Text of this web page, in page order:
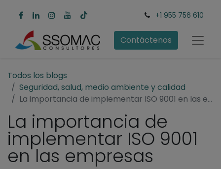
+1 955 756 610
Contáctenos
Todos los blogs
Seguridad, salud, medio ambiente y calidad
La importancia de implementar ISO 9001 en las empresas
La importancia de
implementar ISO 9001
en las empresas